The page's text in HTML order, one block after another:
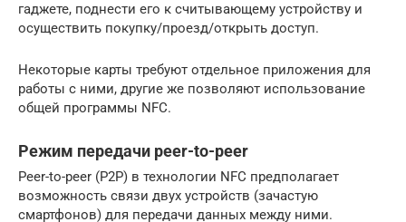
гаджете, поднести его к считывающему устройству и
осуществить покупку/проезд/открыть доступ.
Некоторые карты требуют отдельное приложения для
работы с ними, другие же позволяют использование
общей программы NFC.
Режим передачи peer-to-peer
Peer-to-peer (P2P) в технологии NFC предполагает
возможность связи двух устройств (зачастую
смартфонов) для передачи данных между ними.